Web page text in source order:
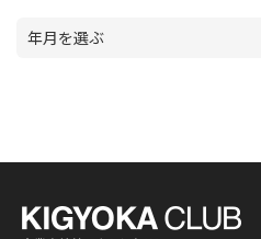
年月を選ぶ